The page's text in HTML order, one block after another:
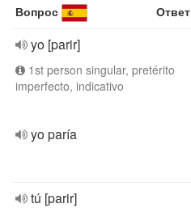
Вопрос Ответ
yo [parir]
1st person singular, pretérito
imperfecto, indicativo
yo paría
tú [parir]